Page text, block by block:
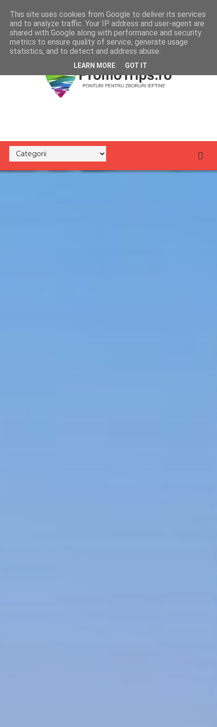
This site uses cookies from Google to deliver its services
and to analyze traffic. Your IP address and user-agent are
shared with Google along with performance and security
metrics to ensure quality of service, generate usage
statistics, and to detect and address abuse.
LEARN MORE GOT IT